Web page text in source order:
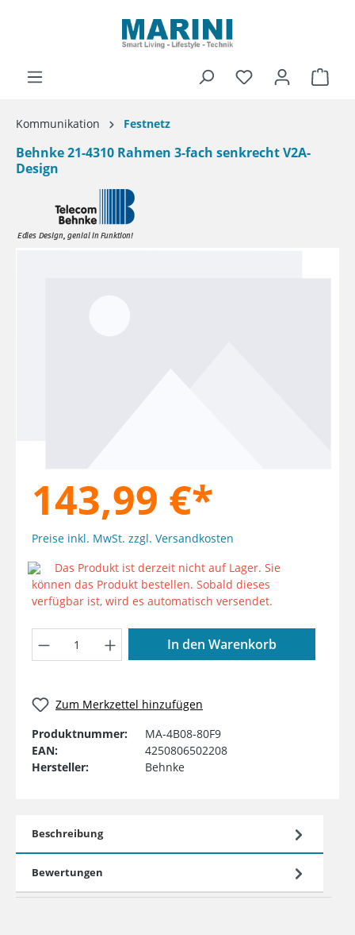
Kommunikation Festnetz
Behnke 21-4310 Rahmen 3-fach senkrecht V2A-
Design
143,99 €*
Preise inkl. MwSt. zzgl. Versandkosten
Das Produkt ist derzeit nicht auf Lager. Sie
können das Produkt bestellen. Sobald dieses
verfügbar ist, wird es automatisch versendet.
Produkt Anzahl: Gib den
In den Warenkorb
Zum Merkzettel hinzufügen
Produktnummer:
MA-4B08-80F9
EAN:
4250806502208
Hersteller:
Behnke
Beschreibung
Bewertungen